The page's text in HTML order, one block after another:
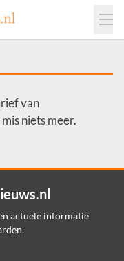
van
niets meer.
actuele informatie